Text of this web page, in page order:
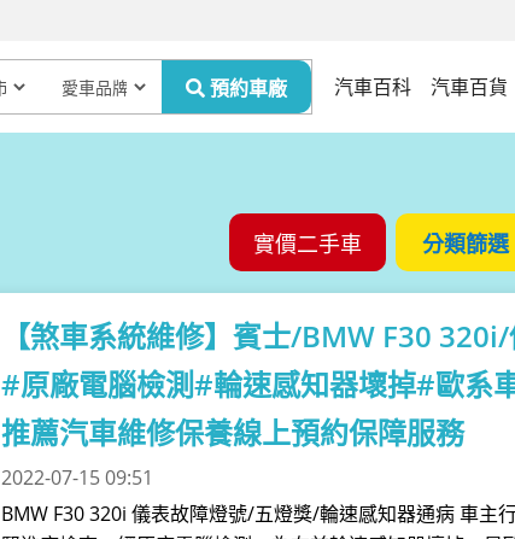
汽車百科 汽車百貨
【煞車系統維修】賓士/BMW F30
#原廠電腦檢測#輪速感知器壞掉#歐系
推薦汽車維修保養線上預約保障服務
2022-07-15 09:51
BMW F30 320i 儀表故障燈號/五燈獎/輪速感知器通病 車主